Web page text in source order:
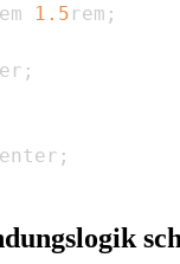
1.5 rem ;
;
;